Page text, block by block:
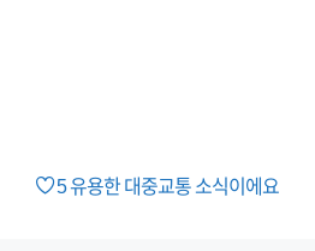
5유용한 대중교통 소식이에요